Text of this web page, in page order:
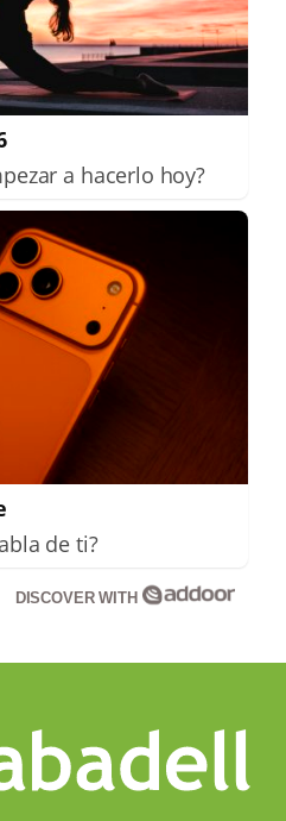
a hacerlo hoy?
de ti?
DISCOVER WITH